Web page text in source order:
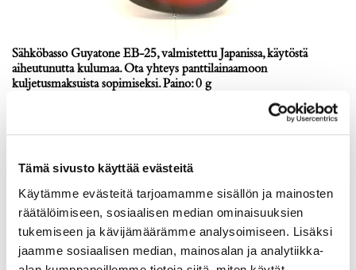
Tämä sivusto käyttää evästeitä
Käytämme evästeitä tarjoamamme sisällön ja mainosten
räätälöimiseen, sosiaalisen median ominaisuuksien
tukemiseen ja kävijämäärämme analysoimiseen. Lisäksi
jaamme sosiaalisen median, mainosalan ja analytiikka-
Sähköbasso Guyatone EB-25, valmistettu Japanissa, käytöstä
aiheutunutta kulumaa. Ota yhteys panttilainaamoon
kuljetusmaksuista sopimiseksi. Paino: 0 g